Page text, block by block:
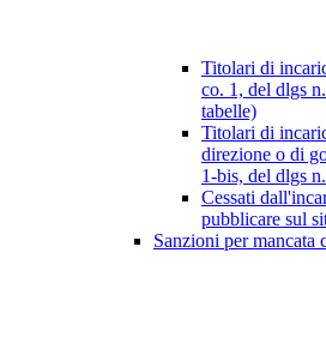
Titolari di
co. 1, del dlgs
tabelle)
Titolari di
direzione o di
1-bis, del dlgs
Cessati
pubblicare sul
Sanzioni per mancata